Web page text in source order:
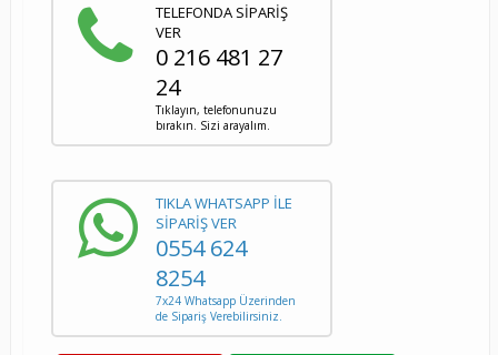
TELEFONDA SİPARİŞ
VER
0 216 481 27
24
Tıklayın, telefonunuzu
bırakın. Sizi arayalım.
TIKLA WHATSAPP İLE
SİPARİŞ VER
0554 624
8254
7x24 Whatsapp Üzerinden
de Sipariş Verebilirsiniz.